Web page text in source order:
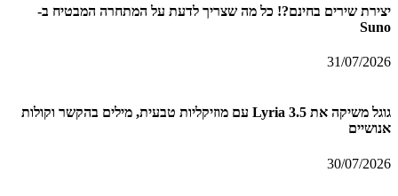
יצירת שירים בחינם?! כל מה שצריך לדעת על המתחרה המבטיח ב-
Suno
31/07/2026
גוגל משיקה את Lyria 3.5 עם מוזיקליות טבעית, מילים בהקשר וקולות
אנושיים
30/07/2026